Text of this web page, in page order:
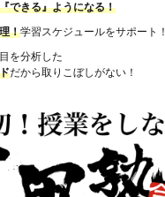
『できる』ようになる！
！学習スケジュールをサポート！
を分析した
だから取りこぼしがない！